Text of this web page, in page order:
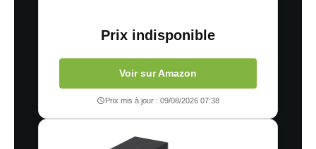
Prix indisponible
Voir sur Amazon
Prix mis à jour : 09/08/2026 07:38